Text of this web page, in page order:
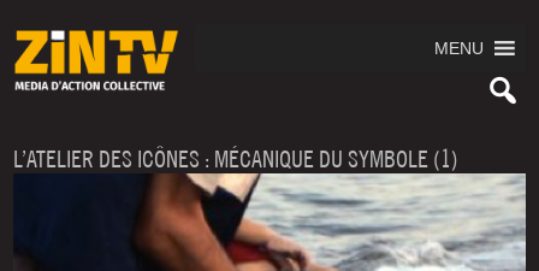
MENU
L’ATELIER DES ICÔNES : MÉCANIQUE DU SYMBOLE (1)